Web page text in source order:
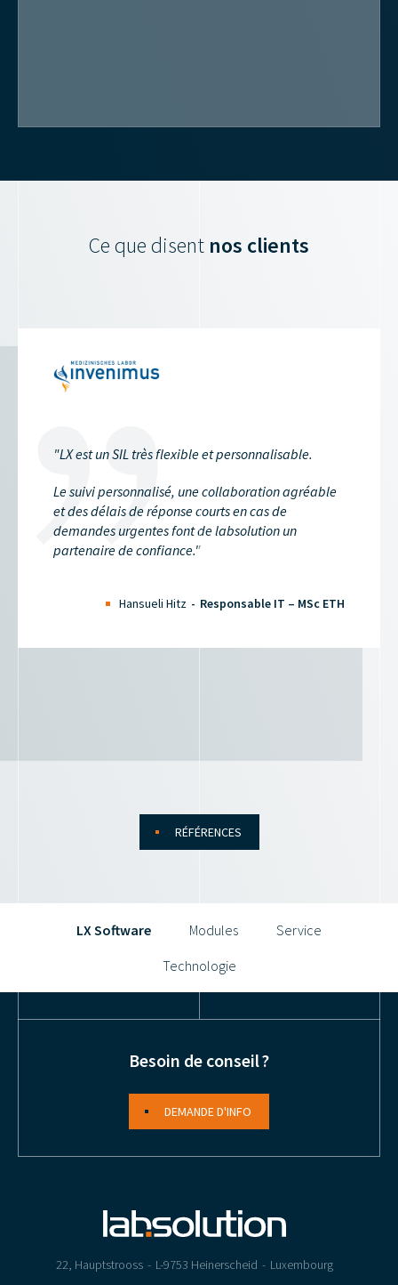
Ce que disent nos clients
un SIL très flexible et personnalisable.
personnalisé, une collaboration agréable
de réponse courts en cas de
urgentes font de labsolution un
de confiance."
Responsable IT – MSc ETH
Les
réjouis de
RÉFÉRENCES
LX Software Modules
Service
Technologie
22, Hauptstrooss L-9753 Heinerscheid Luxembourg
Besoin de conseil ?
DEMANDE D'INFO